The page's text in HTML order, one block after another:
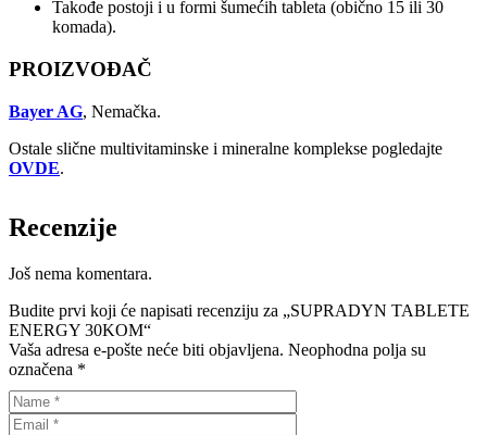
Takođe postoji i u formi šumećih tableta (obično 15 ili 30
komada).
PROIZVOĐAČ
Bayer AG, Nemačka.
Ostale slične multivitaminske i mineralne komplekse pogledajte
OVDE.
Recenzije
Još nema komentara.
Budite prvi koji će napisati recenziju za „SUPRADYN TABLETE
ENERGY 30KOM“
Vaša adresa e-pošte neće biti objavljena. Neophodna polja su
označena *